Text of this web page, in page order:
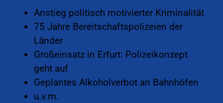
Anstieg politisch motivierter Kriminalität
75 Jahre Bereitschaftspolizeien der
Länder
Großeinsatz in Erfurt: Polizeikonzept
geht auf
Geplantes Alkoholverbot an Bahnhöfen
u.v.m.